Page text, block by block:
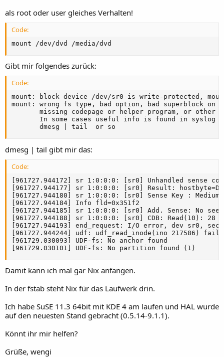
als root oder user gleiches Verhalten!
Code:
mount /dev/dvd /media/dvd
Gibt mir folgendes zurück:
Code:
mount: block device /dev/sr0 is write-protected,
mount: wrong fs type, bad option, bad superblock on
missing codepage or helper program, or other
In some cases useful info is found in syslog
       dmesg | tail  or so
dmesg | tail gibt mir das:
Code:
[961727.944172] sr 1:0:0:0: [sr0] Unhandled sense
[961727.944177] sr 1:0:0:0: [sr0] Result:
[961727.944180] sr 1:0:0:0: [sr0] Sense Key :
[961727.944184] Info fld=0x351f2
[961727.944185] sr 1:0:0:0: [sr0] Add. Sense: No
[961727.944188] sr 1:0:0:0: [sr0] CDB: Read(10): 28
[961727.944193] end_request: I/O error, dev sr0,
[961727.944244] udf: udf_read_inode(ino 217586)
[961729.030093] UDF-fs: No anchor found
[961729.030101] UDF-fs: No partition found (1)
Damit kann ich mal gar Nix anfangen.
In der fstab steht Nix für das Laufwerk drin.
Ich habe SuSE 11.3 64bit mit KDE 4 am laufen und HAL wurde
auf den neuesten Stand gebracht (0.5.14-9.1.1).
Könnt ihr mir helfen?
Grüße, wengi